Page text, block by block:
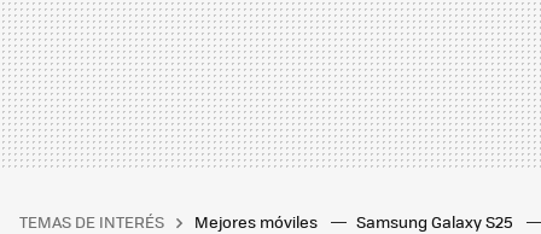
TEMAS DE INTERÉS Mejores móviles Samsung Galaxy S25